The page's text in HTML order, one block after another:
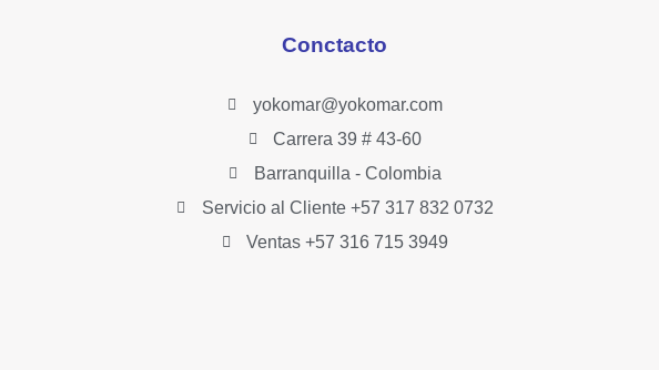
Conctacto
yokomar@yokomar.com
Carrera 39 # 43-60
Barranquilla - Colombia
Servicio al Cliente +57 317 832 0732
Ventas +57 316 715 3949